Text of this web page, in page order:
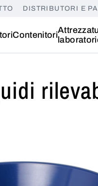
DISTRIBUTORI E
Contenitori